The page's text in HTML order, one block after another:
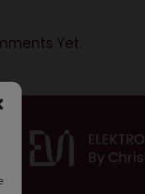
Yet.